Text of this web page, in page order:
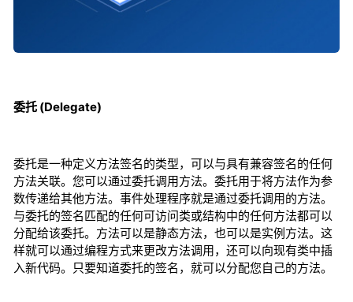
委托 (Delegate)
委托是一种定义方法签名的类型，可以与具有兼容签名的任何
方法关联。您可以通过委托调用方法。委托用于将方法作为参
数传递给其他方法。事件处理程序就是通过委托调用的方法。
与委托的签名匹配的任何可访问类或结构中的任何方法都可以
分配给该委托。方法可以是静态方法，也可以是实例方法。这
样就可以通过编程方式来更改方法调用，还可以向现有类中插
入新代码。只要知道委托的签名，就可以分配您自己的方法。